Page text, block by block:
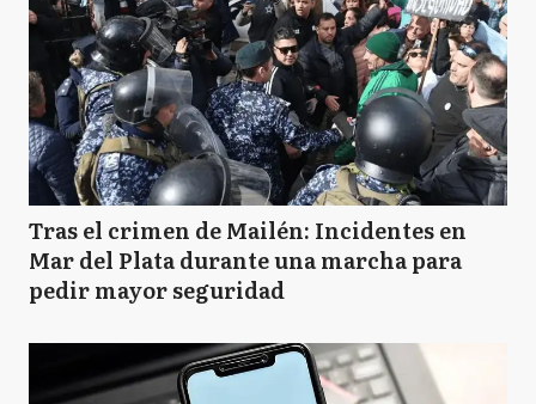
Tras el crimen de Mailén: Incidentes en
Mar del Plata durante una marcha para
pedir mayor seguridad